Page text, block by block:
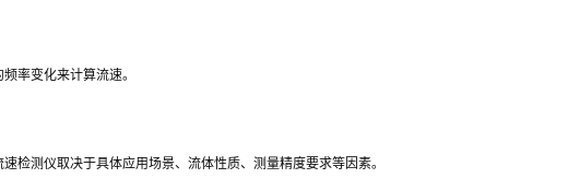
率变化来计算流速。
检测仪取决于具体应用场景、流体性质、测量精度要求等因素。